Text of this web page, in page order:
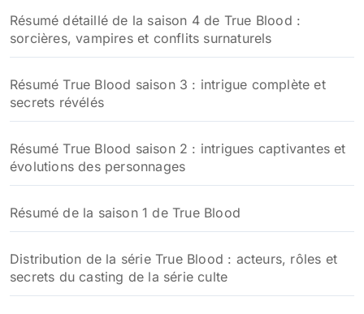
Résumé détaillé de la saison 4 de True Blood :
sorcières, vampires et conflits surnaturels
Résumé True Blood saison 3 : intrigue complète et
secrets révélés
Résumé True Blood saison 2 : intrigues captivantes et
évolutions des personnages
Résumé de la saison 1 de True Blood
Distribution de la série True Blood : acteurs, rôles et
secrets du casting de la série culte